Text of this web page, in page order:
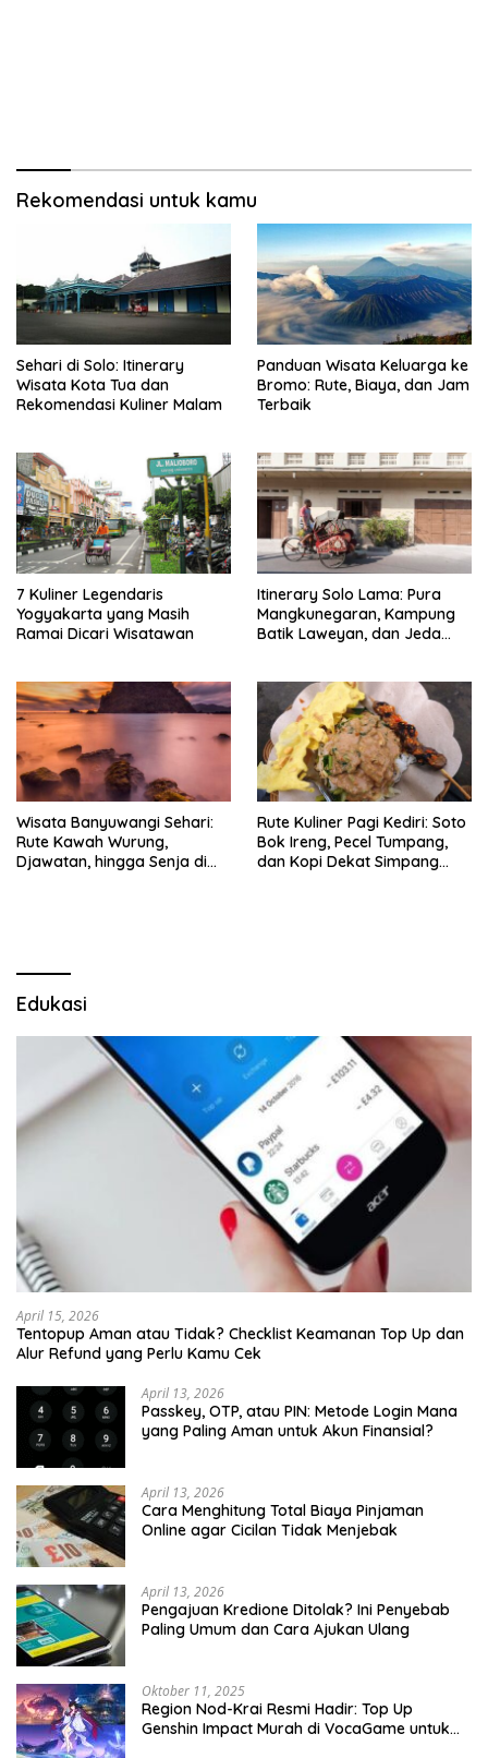
Rekomendasi untuk kamu
Sehari di Solo: Itinerary
Wisata Kota Tua dan
Rekomendasi Kuliner Malam
Panduan Wisata Keluarga ke
Bromo: Rute, Biaya, dan Jam
Terbaik
7 Kuliner Legendaris
Yogyakarta yang Masih
Ramai Dicari Wisatawan
Itinerary Solo Lama: Pura
Mangkunegaran, Kampung
Batik Laweyan, dan Jeda
Wisata Banyuwangi Sehari:
Rute Kawah Wurung,
Djawatan, hingga Senja di
Rute Kuliner Pagi Kediri: Soto
Bok Ireng, Pecel Tumpang,
dan Kopi Dekat Simpang
Edukasi
April 15, 2026
Tentopup Aman atau Tidak? Checklist Keamanan Top Up dan
Alur Refund yang Perlu Kamu Cek
April 13, 2026
Passkey, OTP, atau PIN: Metode Login Mana
yang Paling Aman untuk Akun Finansial?
April 13, 2026
Cara Menghitung Total Biaya Pinjaman
Online agar Cicilan Tidak Menjebak
April 13, 2026
Pengajuan Kredione Ditolak? Ini Penyebab
Paling Umum dan Cara Ajukan Ulang
Oktober 11, 2025
Region Nod-Krai Resmi Hadir: Top Up
Genshin Impact Murah di VocaGame untuk